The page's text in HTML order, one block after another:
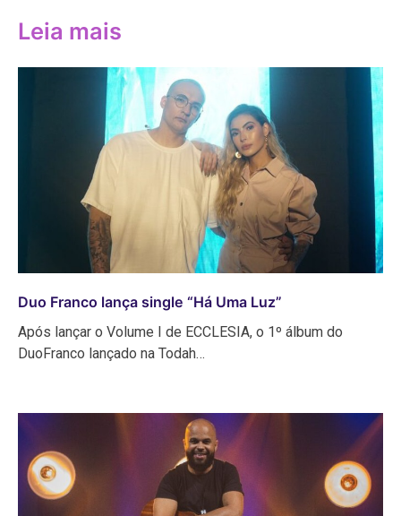
Leia mais
Duo Franco lança single “Há Uma Luz”
Após lançar o Volume I de ECCLESIA, o 1º álbum do
DuoFranco lançado na Todah…